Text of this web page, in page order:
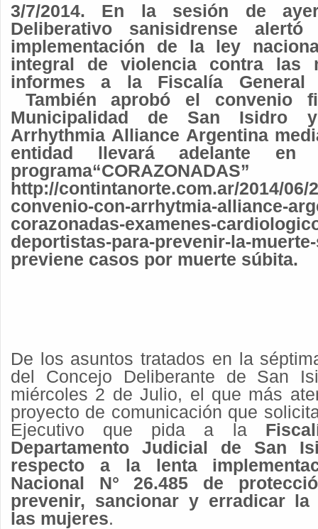
3/7/2014. En la sesión de
Deliberativo sanisidrense
implementación de la ley
integral de violencia contra las
informes a la Fiscalía
También aprobó el convenio
Municipalidad de San Isidro
Arrhythmia Alliance Argentina
entidad llevará adelante
programa
http://contintanorte.com.ar/2014/06/
convenio-con-arrhytmia-alliance-
corazonadas-examenes-
deportistas-para-prevenir-la-
previene casos por muerte súbita.
De los asuntos tratados en la
del Concejo Deliberante de San
miércoles 2 de Julio, el que más
proyecto de comunicación que
Ejecutivo que pida a la
Departamento Judicial de San
respecto a la lenta
Nacional N° 26.485 de
prevenir, sancionar y erradicar la
las mujeres.